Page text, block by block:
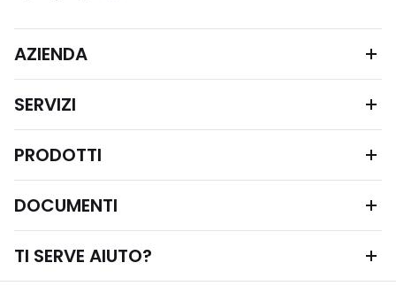
AZIENDA
SERVIZI
PRODOTTI
DOCUMENTI
TI SERVE AIUTO?